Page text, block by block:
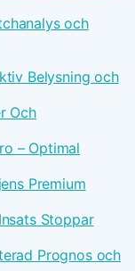
och
Belysning och
Och
– Optimal
Premium
Stoppar
Prognos och